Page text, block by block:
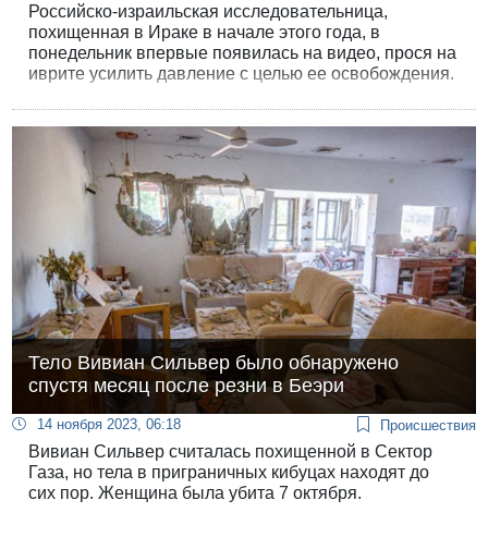
Российско-израильская исследовательница,
похищенная в Ираке в начале этого года, в
понедельник впервые появилась на видео, прося на
иврите усилить давление с целью ее освобождения.
Тело Вивиан Сильвер было обнаружено
спустя месяц после резни в Беэри
14 ноября 2023, 06:18 Происшествия
Вивиан Сильвер считалась похищенной в Сектор
Газа, но тела в приграничных кибуцах находят до
сих пор. Женщина была убита 7 октября.